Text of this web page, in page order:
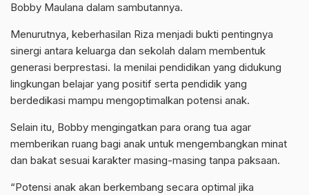
Bobby Maulana dalam sambutannya.
Menurutnya, keberhasilan Riza menjadi bukti pentingnya
sinergi antara keluarga dan sekolah dalam membentuk
generasi berprestasi. Ia menilai pendidikan yang didukung
lingkungan belajar yang positif serta pendidik yang
berdedikasi mampu mengoptimalkan potensi anak.
Selain itu, Bobby mengingatkan para orang tua agar
memberikan ruang bagi anak untuk mengembangkan minat
dan bakat sesuai karakter masing-masing tanpa paksaan.
“Potensi anak akan berkembang secara optimal jika